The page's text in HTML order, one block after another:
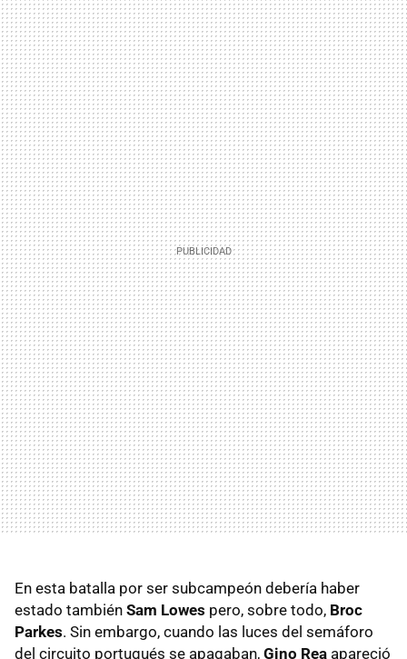
En esta batalla por ser subcampeón debería haber
estado también Sam Lowes pero, sobre todo, Broc
Parkes. Sin embargo, cuando las luces del semáforo
del circuito portugués se apagaban, Gino Rea apareció